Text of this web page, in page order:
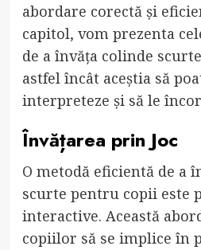
abordare corectă și
capitol, vom prezenta
de a învăța colinde
astfel încât aceștia să
interpreteze și să le
Învățarea prin Joc
O metodă eficientă de a
scurte pentru copii este
interactive. Această
copiilor să se implice în